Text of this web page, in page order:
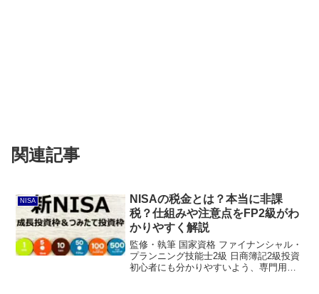
関連記事
NISA
NISAの税金とは？本当に非課
税？仕組みや注意点をFP2級がわ
かりやすく解説
監修・執筆 国家資格 ファイナンシャル・
プランニング技能士2級 日商簿記2級投資
初心者にも分かりやすいよう、専門用語